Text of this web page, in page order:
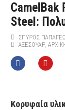
CamelBak
Steel:
ΣΠΎΡΟΣ
ΑΞΕΣΟΥΆΡ,
Κορυφαία